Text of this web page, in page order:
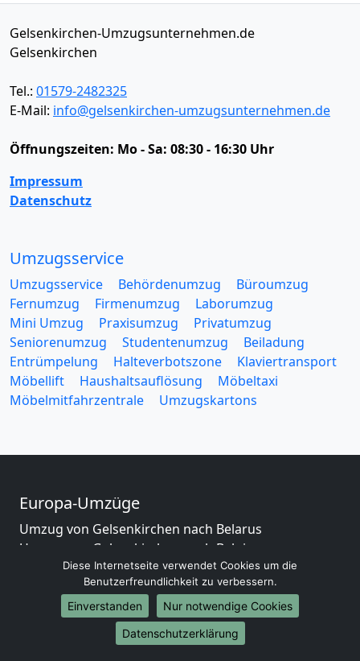
Gelsenkirchen-Umzugsunternehmen.de
Gelsenkirchen
Tel.: 01579-2482325
E-Mail: info@gelsenkirchen-umzugsunternehmen.de
Öffnungszeiten: Mo - Sa: 08:30 - 16:30 Uhr
Impressum
Datenschutz
Umzugsservice
Umzugsservice Behördenumzug
Büroumzug
Fernumzug
Firmenumzug
Laborumzug
Mini Umzug
Praxisumzug
Privatumzug
Seniorenumzug
Studentenumzug
Beiladung
Entrümpelung
Halteverbotszone
Klaviertransport
Möbellift
Haushaltsauflösung
Möbeltaxi
Möbelmitfahrzentrale
Umzugskartons
Europa-Umzüge
Umzug von Gelsenkirchen nach Belarus
Umzug von Gelsenkirchen nach Belgien
Umzug von Gelsenkirchen nach Bulgarien
Umzug von Gelsenkirchen nach Dänemark
Umzug von Gelsenkirchen nach England
Umzug von Gelsenkirchen nach Portugal
Umzug von Gelsenkirchen nach Bosnien
Diese Internetseite verwendet Cookies um die
Benutzerfreundlichkeit zu verbessern.
Einverstanden
Nur notwendige Cookies
Datenschutzerklärung